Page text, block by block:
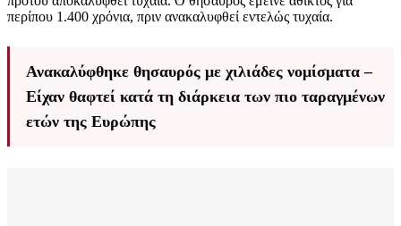
περίπου 1.400 χρόνια, πριν ανακαλυφθεί εντελώς τυχαία.
Ανακαλύφθηκε θησαυρός με χιλιάδες νομίσματα –
Είχαν θαφτεί κατά τη διάρκεια των πιο ταραγμένων
ετών της Ευρώπης